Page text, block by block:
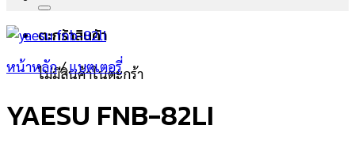
ตะกร้าสินค้า
ไม่มีสินค้าในตะกร้า
หน้าหลัก/ แบตเตอรี่
YAESU FNB-82LI